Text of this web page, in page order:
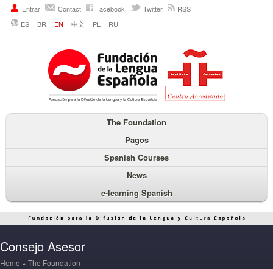
Entrar Contact Facebook Twitter
RSS
ES
BR EN 中文 PL RU
The Foundation
Pagos
Spanish Courses
News
e-learning Spanish
Consejo Asesor
Home » The Foundation